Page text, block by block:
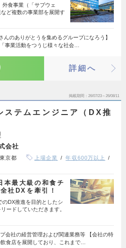
外食事業（「サブウェ
ど複数の事業部を展開す
んのありがとうを集めるグループになろう】
事業活動をつうじ様々な社会…
詳細へ
掲載期間 26/07/23～26/08/11
ステムエンジニア（DX推
会社
東京都 上場企業
年収600万以上
本最大級の和食チ
社DXを牽引！
のDX推進を目的としたシ
ードしていただきます。
プ会社の経営管理および関連業務等 【会社の特
食店を展開しており、これまで…